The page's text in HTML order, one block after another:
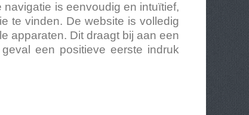
is eenvoudig en intuïtief,
te vinden. De website is volledig
apparaten. Dit draagt bij aan een
een positieve eerste indruk